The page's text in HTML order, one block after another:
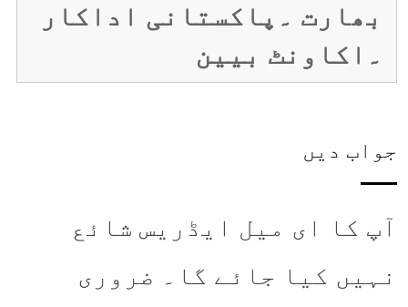
بھارت ۔پاکستانی اداکار
۔اکاونٹ بیین
جواب دیں
آپ کا ای میل ایڈریس شائع
نہیں کیا جائے گا۔ ضروری